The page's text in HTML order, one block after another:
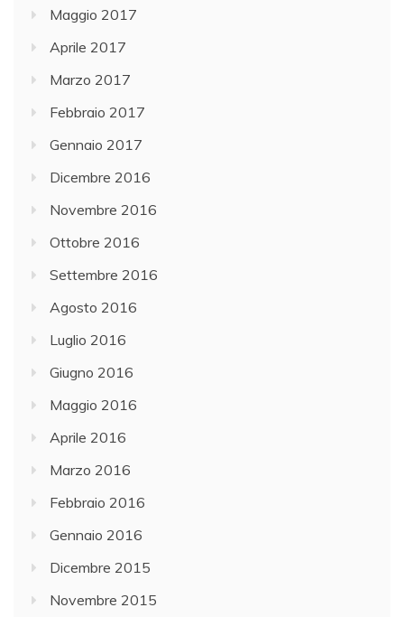
Maggio 2017
Aprile 2017
Marzo 2017
Febbraio 2017
Gennaio 2017
Dicembre 2016
Novembre 2016
Ottobre 2016
Settembre 2016
Agosto 2016
Luglio 2016
Giugno 2016
Maggio 2016
Aprile 2016
Marzo 2016
Febbraio 2016
Gennaio 2016
Dicembre 2015
Novembre 2015